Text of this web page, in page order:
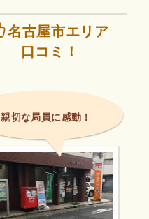
名古屋市エリア
口コミ！
親切な局員に感動！